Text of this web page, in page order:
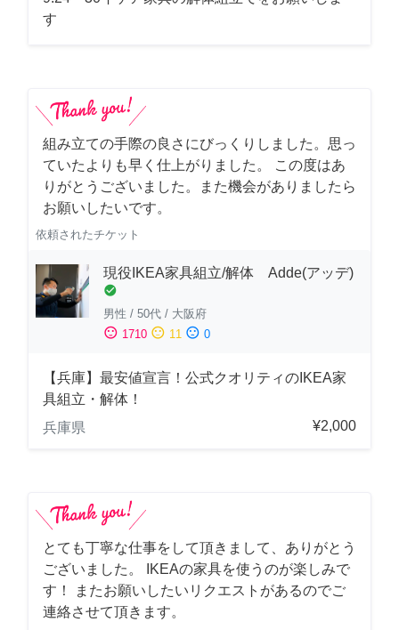
す
組み立ての手際の良さにびっくりしました。思っ
ていたよりも早く仕上がりました。 この度はあ
りがとうございました。また機会がありましたら
お願いしたいです。
依頼されたチケット
現役IKEA家具組立/解体 Adde(アッデ)
check_circle
男性 / 50代 / 大阪府
sentiment_satisfied 1710 sentiment_neutral 11 sentiment_dissatisfied 0
【兵庫】最安値宣言！公式クオリティのIKEA家
具組立・解体！
兵庫県
¥2,000
とても丁寧な仕事をして頂きまして、ありがとう
ございました。 IKEAの家具を使うのが楽しみで
す！ またお願いしたいリクエストがあるのでご
連絡させて頂きます。